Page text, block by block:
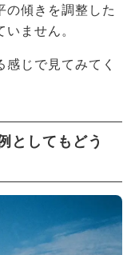
の傾きを調整した
ません。
じで見てみてく
としてもどう